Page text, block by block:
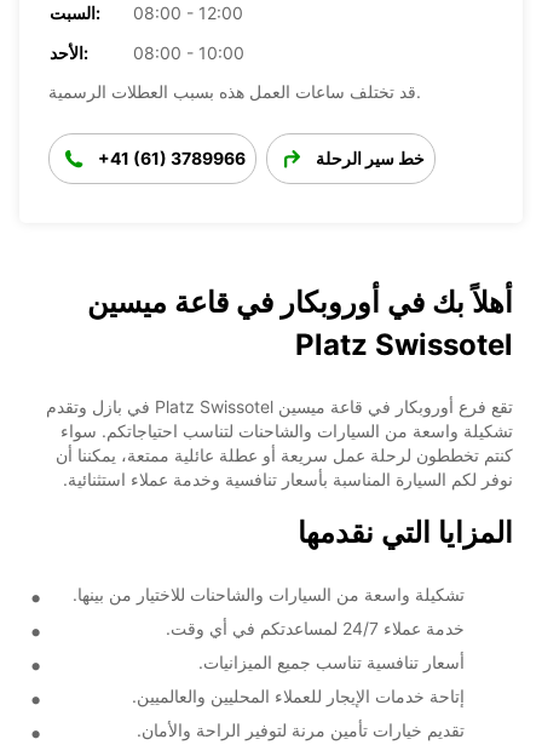
السبت:
08:00 - 12:00
الأحد:
08:00 - 10:00
قد تختلف ساعات العمل هذه بسبب العطلات الرسمية.
+41 (61) 3789966 خط سير الرحلة
أهلاً بك في أوروبكار في قاعة ميسين
Platz Swissotel
تقع فرع أوروبكار في قاعة ميسين Platz Swissotel في بازل وتقدم
تشكيلة واسعة من السيارات والشاحنات لتناسب احتياجاتكم. سواء
كنتم تخططون لرحلة عمل سريعة أو عطلة عائلية ممتعة، يمكننا أن
نوفر لكم السيارة المناسبة بأسعار تنافسية وخدمة عملاء استثنائية.
المزايا التي نقدمها
تشكيلة واسعة من السيارات والشاحنات للاختيار من بينها.
خدمة عملاء 24/7 لمساعدتكم في أي وقت.
أسعار تنافسية تناسب جميع الميزانيات.
إتاحة خدمات الإيجار للعملاء المحليين والعالميين.
تقديم خيارات تأمين مرنة لتوفير الراحة والأمان.